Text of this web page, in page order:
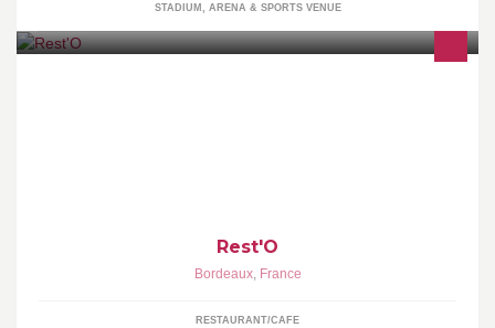
STADIUM, ARENA & SPORTS VENUE
Rest'O
Bordeaux, France
RESTAURANT/CAFE